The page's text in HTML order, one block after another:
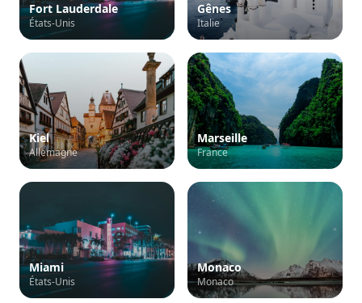
Fort Lauderdale
États-Unis
Gênes
Italie
Kiel
Allemagne
Marseille
France
Miami
États-Unis
Monaco
Monaco